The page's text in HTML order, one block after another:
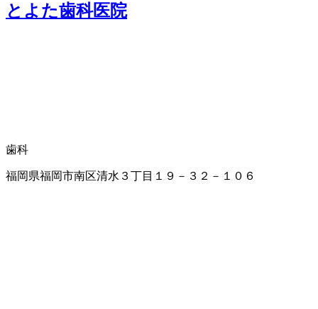
とよた歯科医院
歯科
福岡県福岡市南区清水３丁目１９－３２－１０６